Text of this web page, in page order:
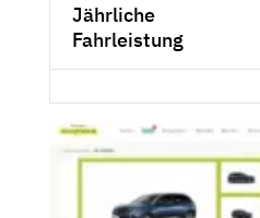
Jährliche
Fahrleistung